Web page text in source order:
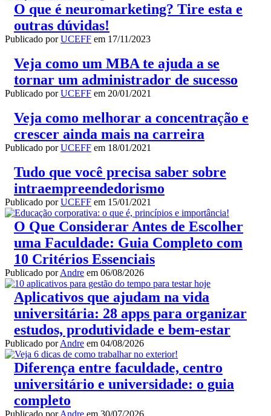
O que é neuromarketing? Tire esta e
outras dúvidas!
Publicado porUCEFF em 17/11/2023
Veja como um MBA te ajuda a se
tornar um administrador de sucesso
Publicado porUCEFF em 20/01/2021
Veja como melhorar a concentração e
crescer ainda mais na carreira
Publicado porUCEFF em 18/01/2021
Tudo que você precisa saber sobre
intraempreendedorismo
Publicado porUCEFF em 15/01/2021
O Que Considerar Antes de Escolher
uma Faculdade: Guia Completo com
10 Critérios Essenciais
Publicado porAndre em 06/08/2026
Aplicativos que ajudam na vida
universitária: 28 apps para organizar
estudos, produtividade e bem-estar
Publicado porAndre em 04/08/2026
Diferença entre faculdade, centro
universitário e universidade: o guia
completo
Publicado porAndre em 30/07/2026